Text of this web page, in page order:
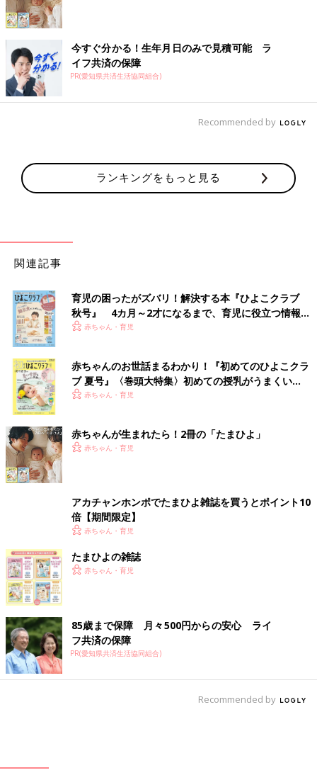
今すぐ分かる！生年月日のみで見積可能 ラ
イフ共済の保障
PR(愛知県共済生活協同組合)
Recommended by
ランキングをもっと見る
関連記事
育児の困ったがズバリ！解決する本『ひよこクラブ
秋号』 4カ月～2才になるまで、育児に役立つ情報が
いっぱい！
赤ちゃん・育児
赤ちゃんのお世話まるわかり！『初めてのひよこクラ
ブ 夏号』〈巻頭大特集〉初めての授乳がうまくい
く！ おっぱい・ミルクの基本と夏のトラブル 解決テ
赤ちゃん・育児
赤ちゃんが生まれたら！2冊の「たまひよ」
赤ちゃん・育児
アカチャンホンポでたまひよ雑誌を買うとポイント10
倍【期間限定】
赤ちゃん・育児
たまひよの雑誌
赤ちゃん・育児
85歳まで保障 月々500円からの安心 ライ
フ共済の保障
PR(愛知県共済生活協同組合)
Recommended by